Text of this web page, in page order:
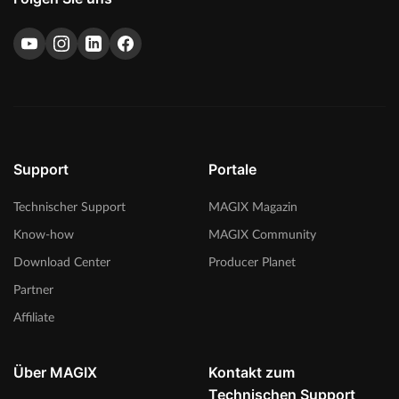
Support
Technischer Support
Know-how
Download Center
Partner
Affiliate
Portale
MAGIX Magazin
MAGIX Community
Producer Planet
Über MAGIX
Kontakt zum
Technischen Support